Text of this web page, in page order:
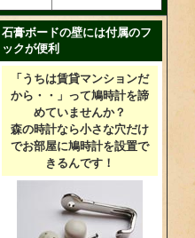
石膏ボードの壁には付属のフ
ックが便利
「うちは賃貸マンションだ
から・・」って鳩時計を諦
めていませんか？
森の時計なら小さな穴だけ
でお部屋に鳩時計を設置で
きるんです！